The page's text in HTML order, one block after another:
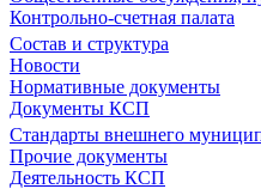
Контрольно-счетная палата
Состав и структура
Новости
Нормативные документы
Документы КСП
Стандарты внешнего
Прочие документы
Деятельность КСП